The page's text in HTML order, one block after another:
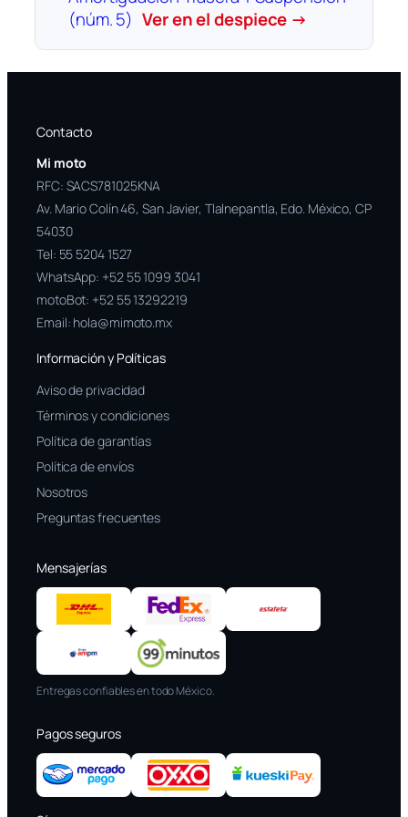
(núm. 5) Ver en el despiece →
Contacto
Mi moto
RFC: SACS781025KNA
Av. Mario Colín 46, San Javier, Tlalnepantla, Edo. México, CP
54030
Tel: 55 5204 1527
WhatsApp: +52 55 1099 3041
motoBot: +52 55 13292219
Email: hola@mimoto.mx
Información y Políticas
Aviso de privacidad
Términos y condiciones
Política de garantías
Política de envíos
Nosotros
Preguntas frecuentes
Mensajerías
Entregas confiables en todo México.
Pagos seguros